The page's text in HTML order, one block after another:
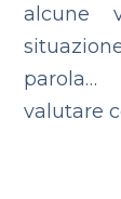
alcune
parola…
valutare